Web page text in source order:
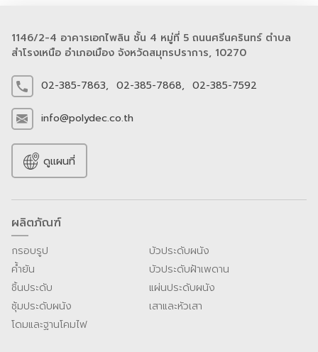
1146/2-4 อาคารเอกไพลิน ชั้น 4 หมู่ที่ 5 ถนนศรีนครินทร์ ตำบล
สำโรงเหนือ อำเภอเมือง จังหวัดสมุทรปราการ, 10270
02-385-7863, 02-385-7868, 02-385-7592
info@polydec.co.th
ดูแผนที่
ผลิตภัณฑ์
กรอบรูป
ค้ำยัน
ชิ้นประดับ
ซุ้มประดับผนัง
โดมและฐานโคมไฟ
บัวประดับผนัง
บัวประดับฝ้าเพดาน
แผ่นประดับผนัง
เสาและหัวเสา